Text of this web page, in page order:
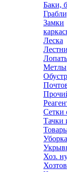
Баки,
Замки
Леска
Метлы
Сетки
Тачки
Хоз.